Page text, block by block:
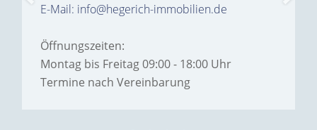
E-Mail: info@hegerich-immobilien.de
Öffnungszeiten:
Montag bis Freitag 09:00 - 18:00 Uhr
Termine nach Vereinbarung